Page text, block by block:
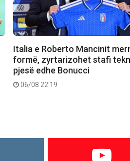
Italia e Roberto Mancinit merr
formë, zyrtarizohet stafi
pjesë edhe Bonucci
06/08 22:19